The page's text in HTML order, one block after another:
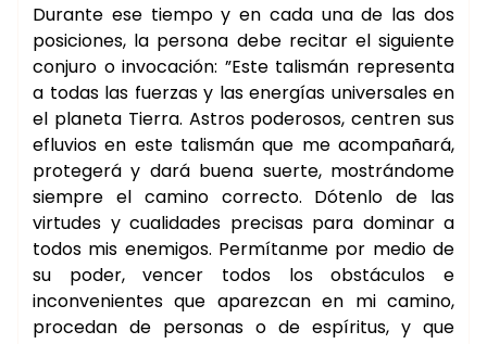
Durante ese tiempo y en cada una de las dos
posiciones, la persona debe recitar el siguiente
conjuro o invocación: ”Este talismán representa
a todas las fuerzas y las energías universales en
el planeta Tierra. Astros poderosos, centren sus
efluvios en este talismán que me acompañará,
protegerá y dará buena suerte, mostrándome
siempre el camino correcto. Dótenlo de las
virtudes y cualidades precisas para dominar a
todos mis enemigos. Permítanme por medio de
su poder, vencer todos los obstáculos e
inconvenientes que aparezcan en mi camino,
procedan de personas o de espíritus, y que